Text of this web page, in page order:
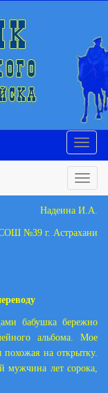
Надеина И.А.
№39 г. Астрахани
бабушка бережно
альбома. Мое
похожая на открытку.
мужчина лет сорока,